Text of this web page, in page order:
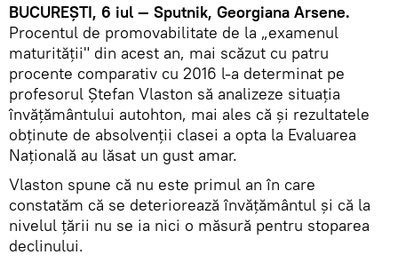
BUCUREŞTI, 6 iul — Sputnik, Georgiana Arsene.
Procentul de promovabilitate de la „examenul
maturităţii" din acest an, mai scăzut cu patru
procente comparativ cu 2016 l-a determinat pe
profesorul Ştefan Vlaston să analizeze situaţia
învăţământului autohton, mai ales că şi rezultatele
obţinute de absolvenţii clasei a opta la Evaluarea
Naţională au lăsat un gust amar.
Vlaston spune că nu este primul an în care
constatăm că se deteriorează învăţământul şi că la
nivelul ţării nu se ia nici o măsură pentru stoparea
declinului.